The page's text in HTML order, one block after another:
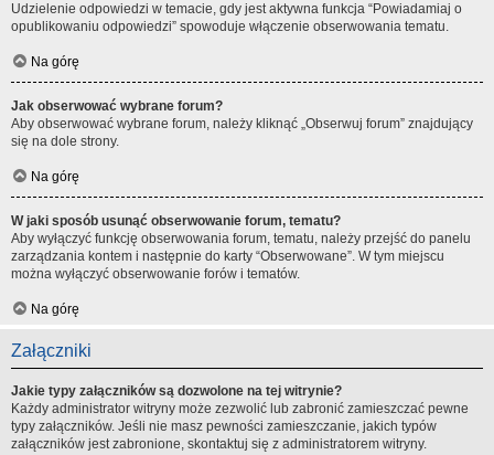
Udzielenie odpowiedzi w temacie, gdy jest aktywna funkcja “Powiadamiaj o
opublikowaniu odpowiedzi” spowoduje włączenie obserwowania tematu.
Na górę
Jak obserwować wybrane forum?
Aby obserwować wybrane forum, należy kliknąć „Obserwuj forum” znajdujący
się na dole strony.
Na górę
W jaki sposób usunąć obserwowanie forum, tematu?
Aby wyłączyć funkcję obserwowania forum, tematu, należy przejść do panelu
zarządzania kontem i następnie do karty “Obserwowane”. W tym miejscu
można wyłączyć obserwowanie forów i tematów.
Na górę
Załączniki
Jakie typy załączników są dozwolone na tej witrynie?
Każdy administrator witryny może zezwolić lub zabronić zamieszczać pewne
typy załączników. Jeśli nie masz pewności zamieszczanie, jakich typów
załączników jest zabronione, skontaktuj się z administratorem witryny.